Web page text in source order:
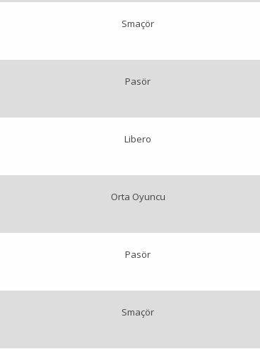
Smaçör
Pasör
Libero
Orta Oyuncu
Pasör
Smaçör